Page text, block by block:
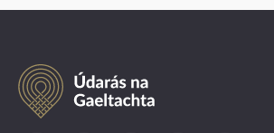
Údarás
na
Gaeltachta